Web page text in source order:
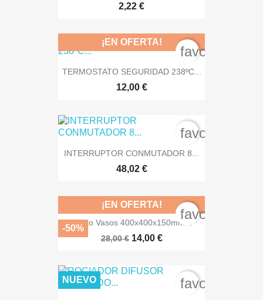
2,22 €
TERMOSTATO SEGURIDAD 238ºC...
12,00 €
¡EN OFERTA!
INTERRUPTOR CONMUTADOR 8...
48,02 €
Cesto Vasos 400x400x150mm...
28,00 € 14,00 €
¡EN OFERTA!
-50%
NUEVO